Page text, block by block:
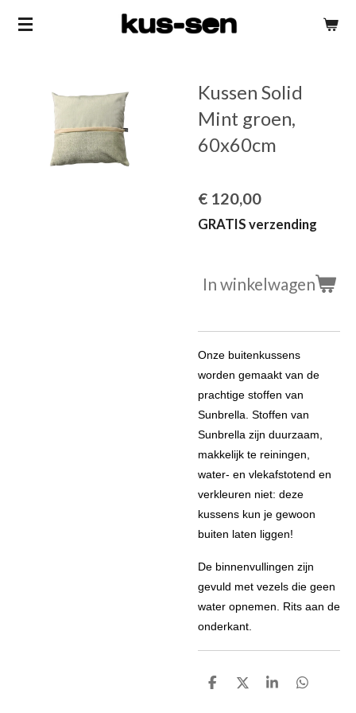
Ga
hoofdinhoud
Kussen Solid
Mint groen,
60x60cm
€ 120,00
GRATIS verzending
In winkelwagen
Onze buitenkussens
worden gemaakt van de
prachtige stoffen van
Sunbrella. Stoffen van
Sunbrella zijn duurzaam,
makkelijk te reiningen,
water- en vlekafstotend en
verkleuren niet: deze
kussens kun je gewoon
buiten laten liggen!
De binnenvullingen zijn
gevuld met vezels die geen
water opnemen. Rits aan de
onderkant.
D
D
S
D